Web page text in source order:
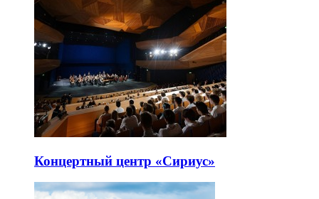
Концертный центр «Сириус»